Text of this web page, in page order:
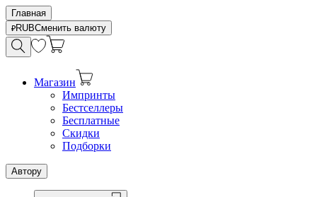
Главная
RUBСменить валюту
Магазин
Импринты
Бестселлеры
Бесплатные
Скидки
Подборки
Автору